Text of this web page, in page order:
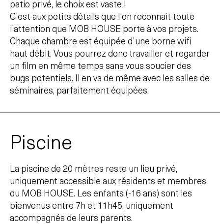
patio privé, le choix est vaste !
C’est aux petits détails que l’on reconnait toute
l’attention que MOB HOUSE porte à vos projets.
Chaque chambre est équipée d’une borne wifi
haut débit. Vous pourrez donc travailler et regarder
un film en même temps sans vous soucier des
bugs potentiels. Il en va de même avec les salles de
séminaires, parfaitement équipées.
Piscine
La piscine de 20 mètres reste un lieu privé,
uniquement accessible aux résidents et membres
du MOB HOUSE. Les enfants (-16 ans) sont les
bienvenus entre 7h et 11h45, uniquement
accompagnés de leurs parents.